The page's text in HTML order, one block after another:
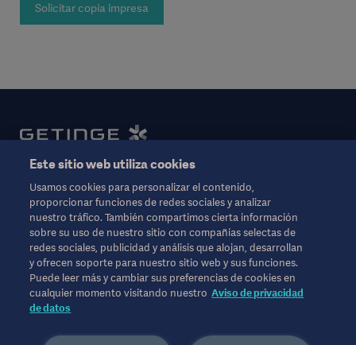
Solicitar copia impresa
© Copyright 2021 Getinge AB. All rights reserved.
Unless otherwise specified, all product and service names on this
website are trademarks owned by or licensed to Getinge AB, its
subsidiaries or affiliates. No trademark, trade name, or trade dress on
this website may be used without the prior written authorization of
and Atrium are trademarks or registered trademarks of Getinge AB, its
Este sitio web utiliza cookies
Usamos cookies para personalizar el contenido,
proporcionar funciones de redes sociales y analizar
nuestro tráfico. También compartimos cierta información
sobre su uso de nuestro sitio con compañías selectas de
redes sociales, publicidad y análisis que alojan, desarrollan
y ofrecen soporte para nuestro sitio web y sus funciones.
Puede leer más y cambiar sus preferencias de cookies en
cualquier momento visitando nuestro Aviso de privacidad
de datos